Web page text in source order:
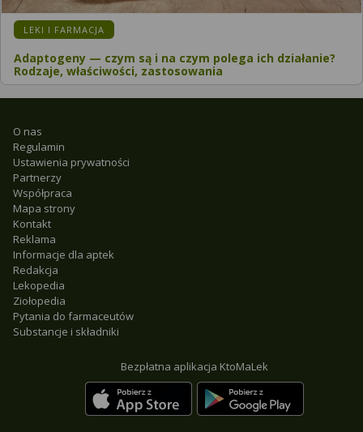
LEKI I FARMACJA
Adaptogeny — czym są i na czym polega ich działanie?
Rodzaje, właściwości, zastosowania
O nas
Regulamin
Ustawienia prywatności
Partnerzy
Współpraca
Mapa strony
Kontakt
Reklama
Informacje dla aptek
Redakcja
Lekopedia
Ziołopedia
Pytania do farmaceutów
Substancje i składniki
Bezpłatna aplikacja KtoMaLek